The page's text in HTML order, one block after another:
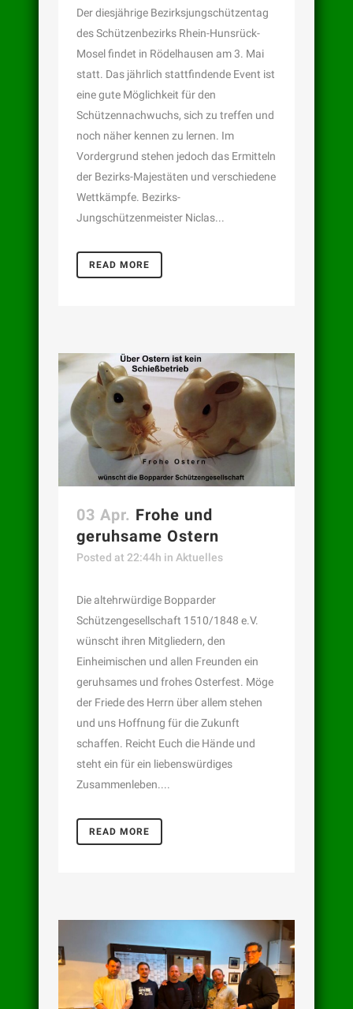
Der diesjährige Bezirksjungschützentag
des Schützenbezirks Rhein-Hunsrück-
Mosel findet in Rödelhausen am 3. Mai
statt. Das jährlich stattfindende Event ist
eine gute Möglichkeit für den
Schützennachwuchs, sich zu treffen und
noch näher kennen zu lernen. Im
Vordergrund stehen jedoch das Ermitteln
der Bezirks-Majestäten und verschiedene
Wettkämpfe. Bezirks-
Jungschützenmeister Niclas...
READ MORE
03 Apr. Frohe und
geruhsame Ostern
Posted at 22:44h in Aktuelles
Die altehrwürdige Bopparder
Schützengesellschaft 1510/1848 e.V.
wünscht ihren Mitgliedern, den
Einheimischen und allen Freunden ein
geruhsames und frohes Osterfest. Möge
der Friede des Herrn über allem stehen
und uns Hoffnung für die Zukunft
schaffen. Reicht Euch die Hände und
steht ein für ein liebenswürdiges
Zusammenleben....
READ MORE